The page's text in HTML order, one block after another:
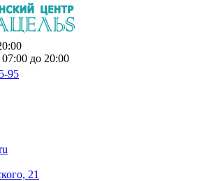
до 20:00
95
21